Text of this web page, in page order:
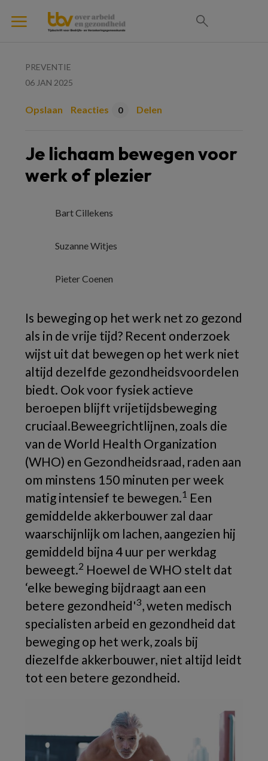
PREVENTIE
06 JAN 2025
Opslaan Reacties 0 Delen
Je lichaam bewegen voor
werk of plezier
Bart Cillekens
Suzanne Witjes
Pieter Coenen
Is beweging op het werk net zo gezond
als in de vrije tijd? Recent onderzoek
wijst uit dat bewegen op het werk niet
altijd dezelfde gezondheidsvoordelen
biedt. Ook voor fysiek actieve
beroepen blijft vrijetijdsbeweging
cruciaal.Beweegrichtlijnen, zoals die
van de World Health Organization
(WHO) en Gezondheidsraad, raden aan
om minstens 150 minuten per week
matig intensief te bewegen.1 Een
gemiddelde akkerbouwer zal daar
waarschijnlijk om lachen, aangezien hij
gemiddeld bijna 4 uur per werkdag
beweegt.2 Hoewel de WHO stelt dat
‘elke beweging bijdraagt aan een
betere gezondheid'3, weten medisch
specialisten arbeid en gezondheid dat
beweging op het werk, zoals bij
diezelfde akkerbouwer, niet altijd leidt
tot een betere gezondheid.